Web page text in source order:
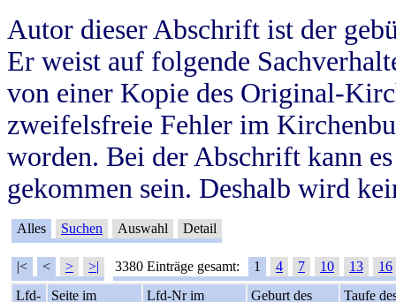
Autor dieser Abschrift ist der
Er weist auf folgende
von einer Kopie des Original-
zweifelsfreie Fehler im
worden. Bei der Abschrift kann
gekommen sein. Deshalb wird
Alles Suchen Auswahl Detail
|< < > >| 3380 Einträge gesamt: 1 4 7 10 13
16
Lfd-
Seite im
Lfd-Nr im
Geburt des
Taufe